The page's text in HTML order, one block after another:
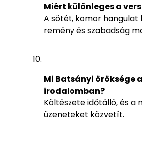
Miért különleges a
A sötét, komor hangulat
remény és szabadság
Mi Batsányi öröksége
irodalomban?
Költészete időtálló, és a
üzeneteket közvetít.